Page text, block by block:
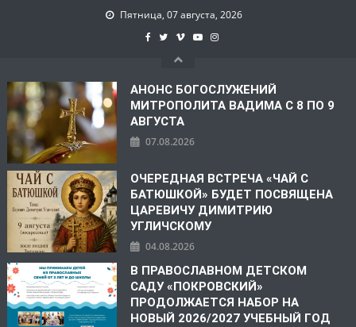
Пятница, 07 августа, 2026
АНОНС БОГОСЛУЖЕНИЙ
МИТРОПОЛИТА ВАДИМА С 8 ПО 9
АВГУСТА
07.08.2026
ОЧЕРЕДНАЯ ВСТРЕЧА «ЧАЙ С
БАТЮШКОЙ» БУДЕТ ПОСВЯЩЕНА
ЦАРЕВИЧУ ДИМИТРИЮ
УГЛИЧСКОМУ
04.08.2026
В ПРАВОСЛАВНОМ ДЕТСКОМ
САДУ «ПОКРОВСКИЙ»
ПРОДОЛЖАЕТСЯ НАБОР НА
НОВЫЙ 2026/2027 УЧЕБНЫЙ ГОД